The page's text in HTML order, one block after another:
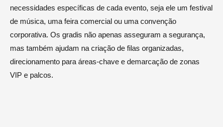
necessidades específicas de cada evento, seja ele um festival
de música, uma feira comercial ou uma convenção
corporativa. Os gradis não apenas asseguram a segurança,
mas também ajudam na criação de filas organizadas,
direcionamento para áreas-chave e demarcação de zonas
VIP e palcos.